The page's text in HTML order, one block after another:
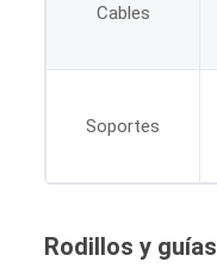
Cables
Soportes
Rodillos y guías